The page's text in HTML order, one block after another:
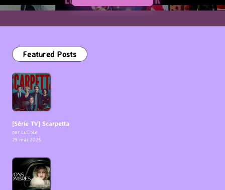
Featured Posts
[Série TV] Scarpetta
par LuCioLe
29 mai 2026